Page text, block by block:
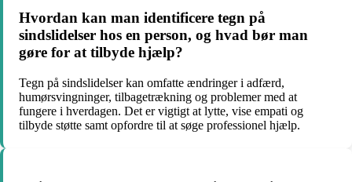
Hvordan kan man identificere tegn på
sindslidelser hos en person, og hvad bør man
gøre for at tilbyde hjælp?
Tegn på sindslidelser kan omfatte ændringer i adfærd,
humørsvingninger, tilbagetrækning og problemer med at
fungere i hverdagen. Det er vigtigt at lytte, vise empati og
tilbyde støtte samt opfordre til at søge professionel hjælp.